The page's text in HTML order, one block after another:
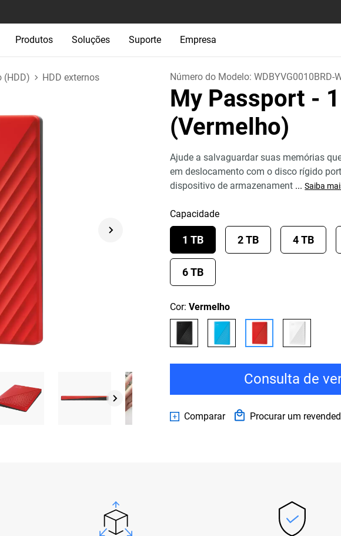
Produtos Soluções Suporte Empresa
(HDD) HDD externos Número do Modelo:WDBYVG0010BRD-
My Passport -
(Vermelho)
Ajude a salvaguardar suas memórias
em deslocamento com o disco rígido
dispositivo de armazenament ... Saiba
Capacidade
1 TB 2 TB 4 TB
6 TB
Cor:Vermelho
Consulta de
Comparar Procurar um